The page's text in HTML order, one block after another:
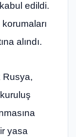
edildi.
alındı.
Rusya,
yasa